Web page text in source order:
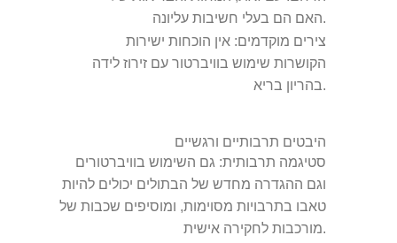
האם הם בעלי חשיבות עליונה.
צירים מוקדמים: אין הוכחות ישירות
הקושרות שימוש בוויברטור עם זירוז לידה
בהריון בריא.
היבטים תרבותיים ורגשיים
סטיגמה תרבותית: גם השימוש בוויברטורים
וגם ההגדרה מחדש של הבתולים יכולים להיות
טאבו בתרבויות מסוימות, ומוסיפים שכבות של
מורכבות לחקירה אישית.